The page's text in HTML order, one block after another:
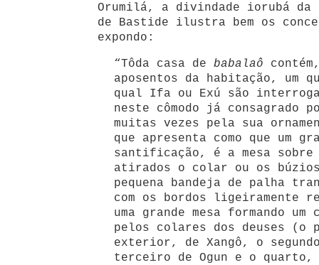
Orumilá, a divindade iorubá
de Bastide ilustra bem os
expondo:
“Tôda casa de babalaô
aposentos da habitação, um
qual Ifa ou Exú são
neste cômodo já consagrado
muitas vezes pela sua
que apresenta como que um
santificação, é a mesa sobre
atirados o colar ou os
pequena bandeja de palha
com os bordos ligeiramente
uma grande mesa formando
pelos colares dos deuses (o
exterior, de Xangô, o
terceiro de Ogun e o